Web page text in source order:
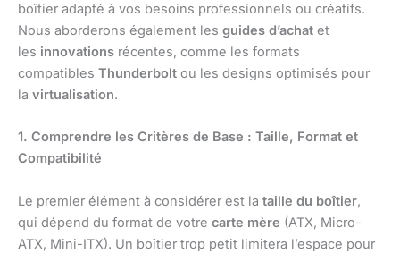
boîtier adapté à vos besoins professionnels ou créatifs.
Nous aborderons également les guides d’achat et
les innovations récentes, comme les formats
compatibles Thunderbolt ou les designs optimisés pour
la virtualisation.
1. Comprendre les Critères de Base : Taille, Format et
Compatibilité
Le premier élément à considérer est la taille du boîtier,
qui dépend du format de votre carte mère (ATX, Micro-
ATX, Mini-ITX). Un boîtier trop petit limitera l’espace pour